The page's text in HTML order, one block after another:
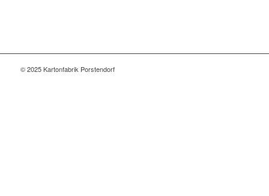
© 2025 Kartonfabrik Porstendorf